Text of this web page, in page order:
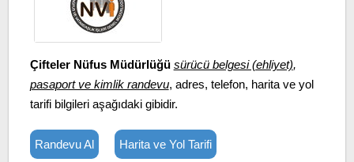
Çifteler Nüfus Müdürlüğü sürücü belgesi (ehliyet),
pasaport ve kimlik randevu, adres, telefon, harita ve yol
tarifi bilgileri aşağıdaki gibidir.
Randevu Al Harita ve Yol Tarifi